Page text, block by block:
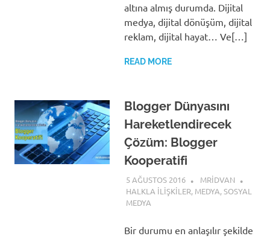
altına almış durumda. Dijital
medya, dijital dönüşüm, dijital
reklam, dijital hayat… Ve[…]
READ MORE
Blogger Dünyasını
Hareketlendirecek
Çözüm: Blogger
Kooperatifi
5 AĞUSTOS 2016
MRIDVAN
HALKLA İLIŞKILER, MEDYA,SOSYAL
MEDYA
Bir durumu en anlaşılır şekilde